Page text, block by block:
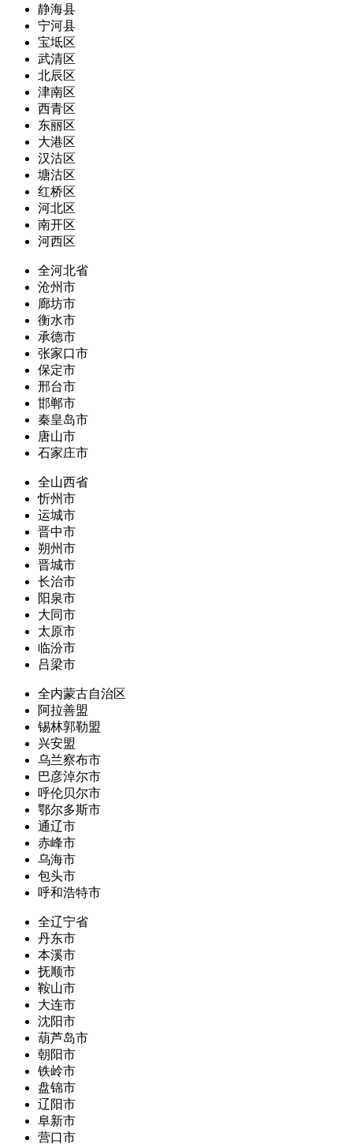
静海县
宁河县
宝坻区
武清区
北辰区
津南区
西青区
东丽区
大港区
汉沽区
塘沽区
红桥区
河北区
南开区
河西区
全河北省
沧州市
廊坊市
衡水市
承德市
张家口市
保定市
邢台市
邯郸市
秦皇岛市
唐山市
石家庄市
全山西省
忻州市
运城市
晋中市
朔州市
晋城市
长治市
阳泉市
大同市
太原市
临汾市
吕梁市
全内蒙古自治区
阿拉善盟
锡林郭勒盟
兴安盟
乌兰察布市
巴彦淖尔市
呼伦贝尔市
鄂尔多斯市
通辽市
赤峰市
乌海市
包头市
呼和浩特市
全辽宁省
丹东市
本溪市
抚顺市
鞍山市
大连市
沈阳市
葫芦岛市
朝阳市
铁岭市
盘锦市
辽阳市
阜新市
营口市